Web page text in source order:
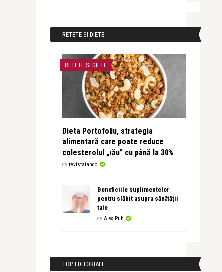
RETETE SI DIETE
RETETE SI DIETE
Dieta Portofoliu, strategia
alimentară care poate reduce
colesterolul „rău” cu până la 30%
de revistatango
Beneficiile suplimentelor
pentru slăbit asupra sănătății
tale
de Alex Pub
TOP EDITORIALE